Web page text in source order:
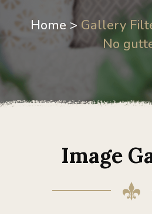
Home > Gallery
No
Image